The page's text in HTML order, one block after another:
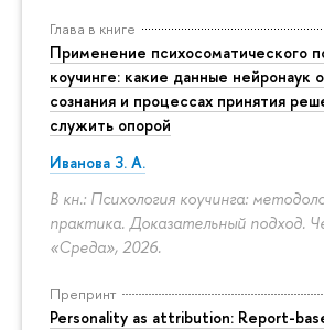
Глава в книге
Применение психосоматического
коучинге: какие данные нейронаук
сознания и процессах принятия
служить опорой
Иванова З. А.
В кн.: Психология коучинга:
практика. Доказательный подход.
«Среда», 2026.
Препринт
Personality as attribution: Report-